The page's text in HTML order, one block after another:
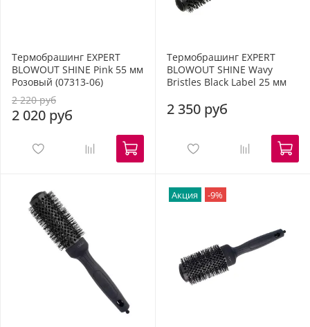
Термобрашинг EXPERT
BLOWOUT SHINE Pink 55 мм
Розовый (07313-06)
2 220 руб
2 020 руб
Термобрашинг EXPERT
BLOWOUT SHINE Wavy
Bristles Black Label 25 мм
2 350 руб
Акция -9%